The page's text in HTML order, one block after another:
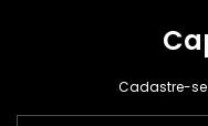
Cadastre-se